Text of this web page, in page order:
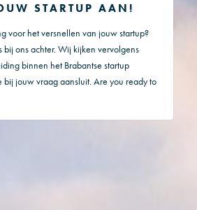
STARTUP AAN!
voor het versnellen van jouw startup?
bij ons achter. Wij kijken vervolgens
binnen het Brabantse startup
bij jouw vraag aansluit. Are you ready to